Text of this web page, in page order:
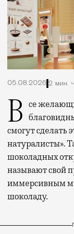
05.08.2026 2 мин.
Все желающие набрать калорий к зиме под
смогут сделать
натуралисты».
шоколадных
называют свой
иммерсивным
шоколаду.